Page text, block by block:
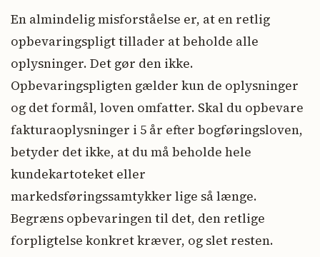
En almindelig misforståelse er, at en retlig
opbevaringspligt tillader at beholde alle
oplysninger. Det gør den ikke.
Opbevaringspligten gælder kun de oplysninger
og det formål, loven omfatter. Skal du opbevare
fakturaoplysninger i 5 år efter bogføringsloven,
betyder det ikke, at du må beholde hele
kundekartoteket eller
markedsføringssamtykker lige så længe.
Begræns opbevaringen til det, den retlige
forpligtelse konkret kræver, og slet resten.